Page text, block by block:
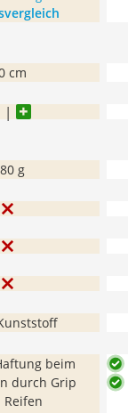
cm
g
beim
durch Grip
Reifen